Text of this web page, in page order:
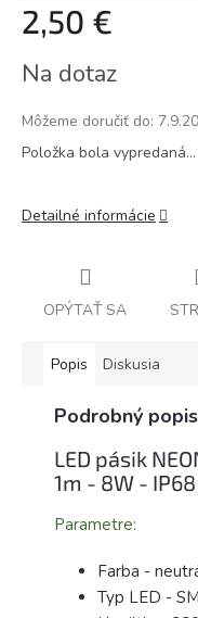
2,50 €
cena:
Na dotaz
Môžeme doručiť do:
Položka bola vypredaná…
Detailné informácie
OPÝTAŤ SA
Popis Diskusia
Podrobný popis
LED pásik
1m - 8W -
Parametre:
Farba -
Typ LED -